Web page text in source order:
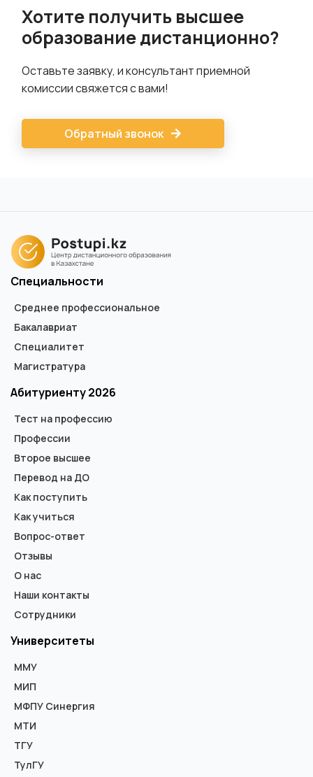
Хотите получить высшее
образование дистанционно?
Оставьте заявку, и консультант приемной
комиссии свяжется с вами!
Обратный звонок
Специальности
Среднее профессиональное
Бакалавриат
Специалитет
Магистратура
Абитуриенту 2026
Тест на профессию
Профессии
Второе высшее
Перевод на ДО
Как поступить
Как учиться
Вопрос-ответ
Отзывы
О нас
Наши контакты
Сотрудники
Университеты
ММУ
МИП
МФПУ Синергия
МТИ
ТГУ
ТулГУ